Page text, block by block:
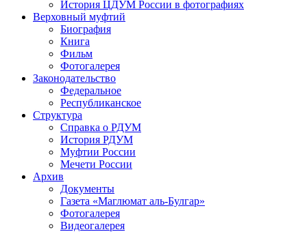
История ЦДУМ России в фотографиях
Верховный муфтий
Биография
Книга
Фильм
Фотогалерея
Законодательство
Федеральное
Республиканское
Структура
Справка о РДУМ
История РДУМ
Муфтии России
Мечети России
Архив
Документы
Газета «Маглюмат аль-Булгар»
Фотогалерея
Видеогалерея